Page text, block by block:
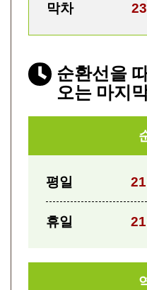
막차
순환선을
오는 마지
평일
휴일